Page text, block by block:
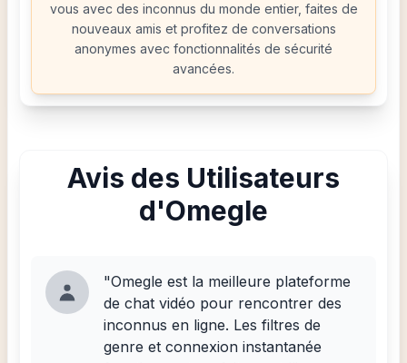
vous avec des inconnus du monde entier, faites de
nouveaux amis et profitez de conversations
anonymes avec fonctionnalités de sécurité
avancées.
Avis des Utilisateurs
d'Omegle
"Omegle est la meilleure plateforme
de chat vidéo pour rencontrer des
inconnus en ligne. Les filtres de
genre et connexion instantanée